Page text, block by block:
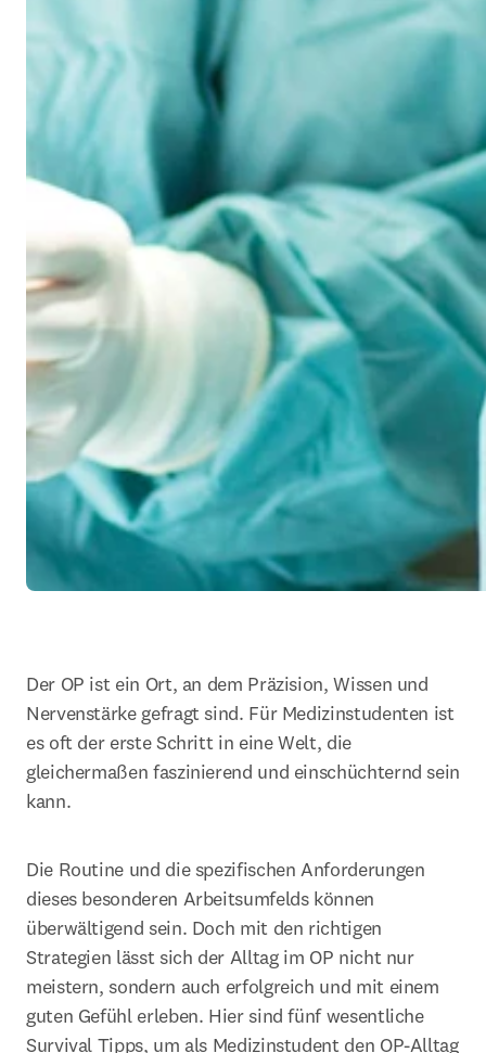
Der OP ist ein Ort, an dem Präzision, Wissen und
Nervenstärke gefragt sind. Für Medizinstudenten ist
es oft der erste Schritt in eine Welt, die
gleichermaßen faszinierend und einschüchternd sein
kann.
Die Routine und die spezifischen Anforderungen
dieses besonderen Arbeitsumfelds können
überwältigend sein. Doch mit den richtigen
Strategien lässt sich der Alltag im OP nicht nur
meistern, sondern auch erfolgreich und mit einem
guten Gefühl erleben. Hier sind fünf wesentliche
Survival Tipps, um als Medizinstudent den OP-Alltag